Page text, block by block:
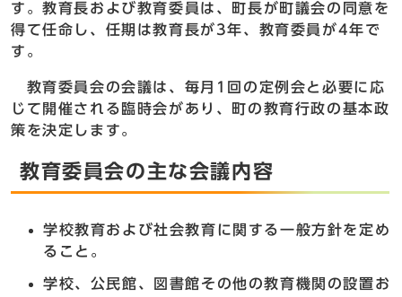
す。教育長および教育委員は、町長が町議会の同意を
得て任命し、任期は教育長が3年、教育委員が4年で
す。
教育委員会の会議は、毎月1回の定例会と必要に応
じて開催される臨時会があり、町の教育行政の基本政
策を決定します。
教育委員会の主な会議内容
学校教育および社会教育に関する一般方針を定め
ること。
学校、公民館、図書館その他の教育機関の設置お